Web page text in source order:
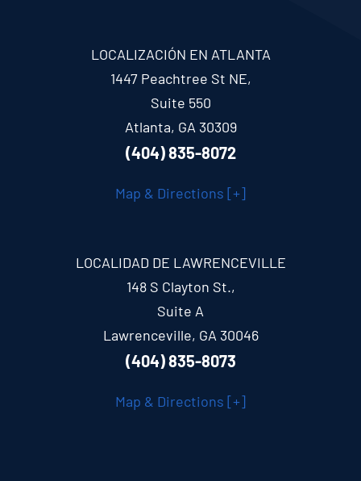
LOCALIZACIÓN EN ATLANTA
1447 Peachtree St NE,
Suite 550
Atlanta, GA 30309
(404) 835-8072
Map & Directions [+]
LOCALIDAD DE LAWRENCEVILLE
148 S Clayton St.,
Suite A
Lawrenceville, GA 30046
(404) 835-8073
Map & Directions [+]